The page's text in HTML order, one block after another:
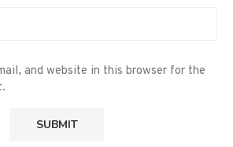
and website in this browser for the